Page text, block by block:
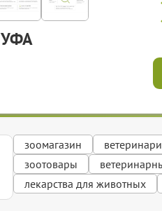
УФА
зоомагазин
зоотовары
лекарства для животных